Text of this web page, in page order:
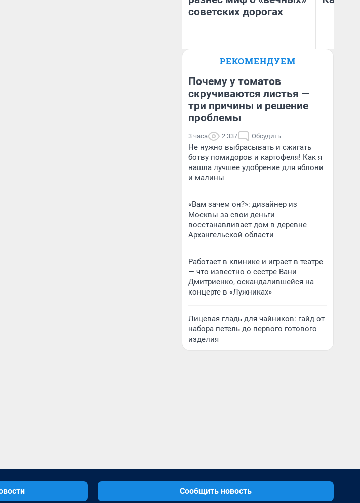
советских дорогах
Блогер, предприниматель,
бизнесе
РЕКОМЕНДУЕМ
Почему у томатов
скручиваются листья —
три причины и решение
проблемы
3 часа 2 337 Обсудить
Не нужно выбрасывать и сжигать
ботву помидоров и картофеля! Как я
нашла лучшее удобрение для яблони
и малины
«Вам зачем он?»: дизайнер из
Москвы за свои деньги
восстанавливает дом в деревне
Архангельской области
Работает в клинике и играет в театре
— что известно о сестре Вани
Дмитриенко, оскандалившейся на
концерте в «Лужниках»
Лицевая гладь для чайников: гайд от
набора петель до первого готового
изделия
Сообщить новость